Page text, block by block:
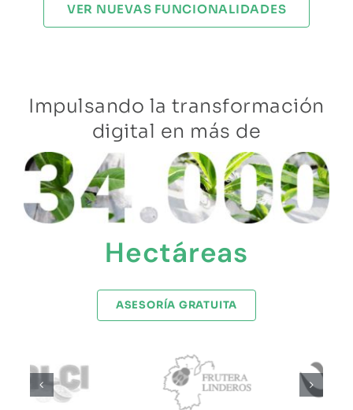
VER NUEVAS FUNCIONALIDADES
Impulsando la transformación
digital en más de
Hectáreas
ASESORÍA GRATUITA